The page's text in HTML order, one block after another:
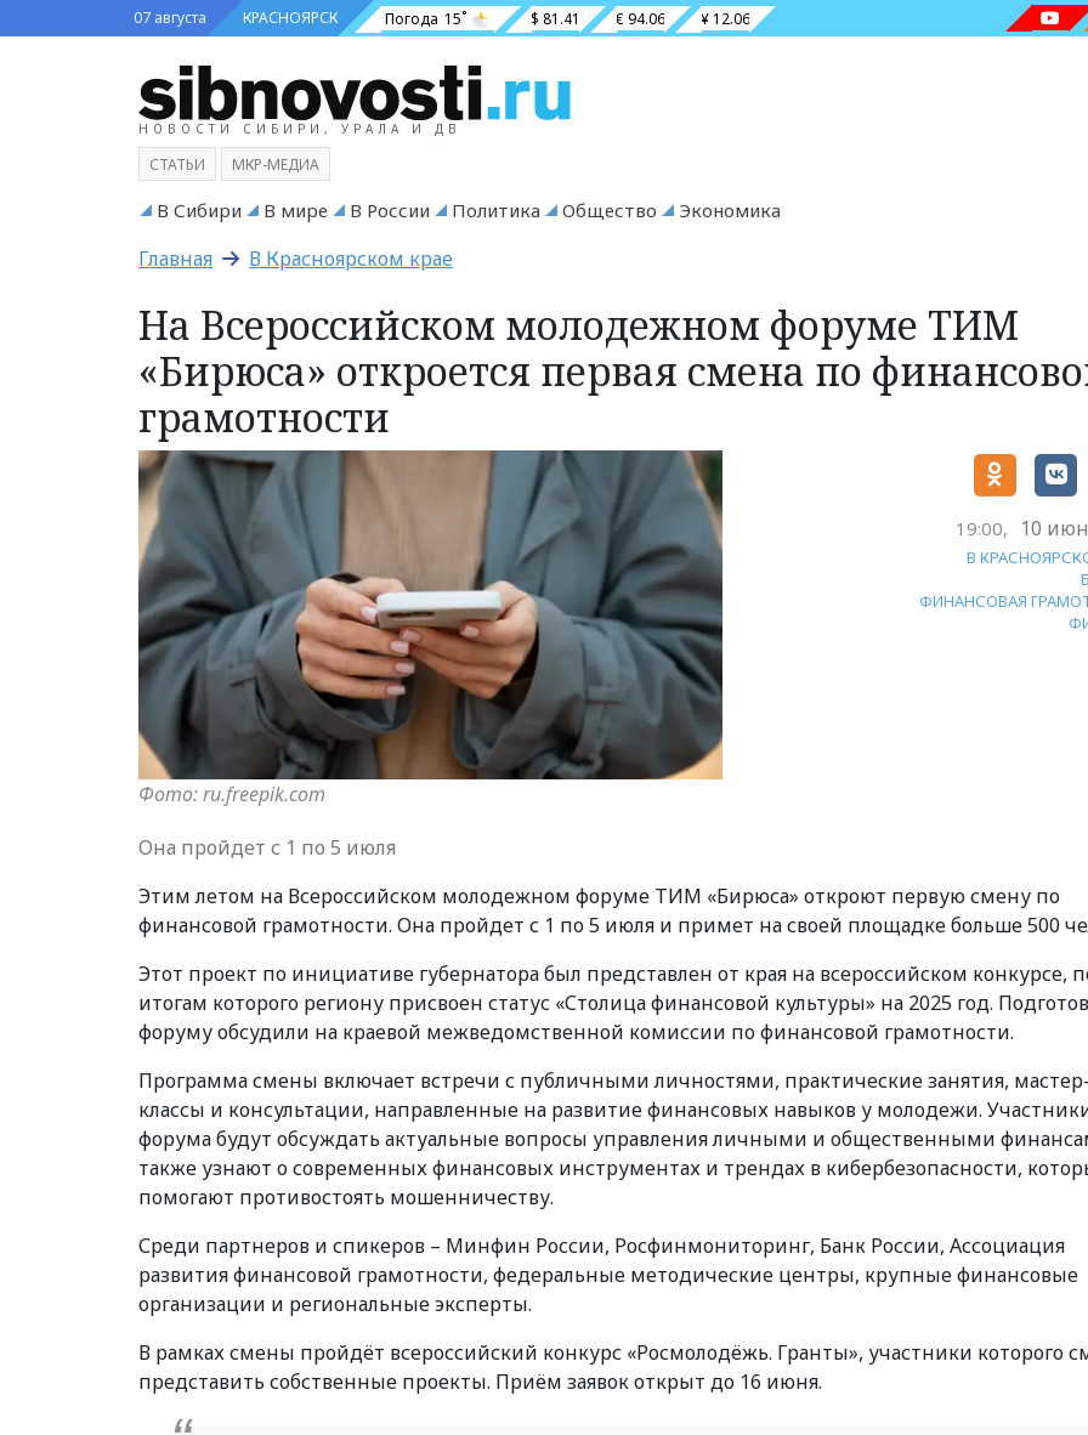
07 августа КРАСНОЯРСК Погода 15˚ $ 81.41 € 94.06 ¥ 12.06
НОВОСТИ СИБИРИ, УРАЛА И ДВ
СТАТЬИ МКР-МЕДИА
В Сибири В мире В России Политика Общество Экономика
Главная В Красноярском крае
На Всероссийском молодежном форуме ТИМ
«Бирюса» откроется первая смена по
грамотности
Фото: ru.freepik.com
19:00, 10
В
ФИНАНСОВАЯ
Она пройдет с 1 по 5 июля
Этим летом на Всероссийском молодежном форуме ТИМ «Бирюса» откроют первую смену по
финансовой грамотности. Она пройдет с 1 по 5 июля и примет на своей площадке больше 500
Этот проект по инициативе губернатора был представлен от края на всероссийском конкурсе,
итогам которого региону присвоен статус «Столица финансовой культуры» на 2025 год.
форуму обсудили на краевой межведомственной комиссии по финансовой грамотности.
Программа смены включает встречи с публичными личностями, практические занятия, мастер-
классы и консультации, направленные на развитие финансовых навыков у молодежи.
форума будут обсуждать актуальные вопросы управления личными и общественными
также узнают о современных финансовых инструментах и трендах в кибербезопасности,
помогают противостоять мошенничеству.
Среди партнеров и спикеров – Минфин России, Росфинмониторинг, Банк России, Ассоциация
развития финансовой грамотности, федеральные методические центры, крупные финансовые
организации и региональные эксперты.
В рамках смены пройдёт всероссийский конкурс «Росмолодёжь. Гранты», участники которого
представить собственные проекты. Приём заявок открыт до 16 июня.